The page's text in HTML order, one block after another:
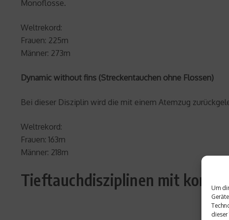
Um
Monoflosse.
Weltrekord:
Frauen: 225m
Männer: 273m
Dynamic without fins (Streckentauchen ohne Flossen)
Bei dieser Disziplin wird die mit einem Atemzug
Weltrekord:
Frauen: 163m
Männer: 218m
Tieftauchdisziplinen mit